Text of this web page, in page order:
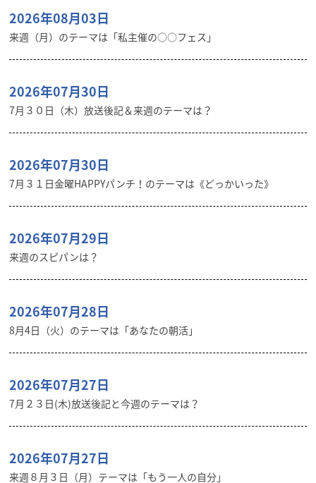
2026年08月03日
来週（月）のテーマは「私主催の○○フェス」
2026年07月30日
7月３０日（木）放送後記＆来週のテーマは？
2026年07月30日
7月３１日金曜HAPPYパンチ！のテーマは《どっかいった》
2026年07月29日
来週のスピパンは？
2026年07月28日
8月4日（火）のテーマは「あなたの朝活」
2026年07月27日
7月２３日(木)放送後記と今週のテーマは？
2026年07月27日
来週８月３日（月）テーマは「もう一人の自分」